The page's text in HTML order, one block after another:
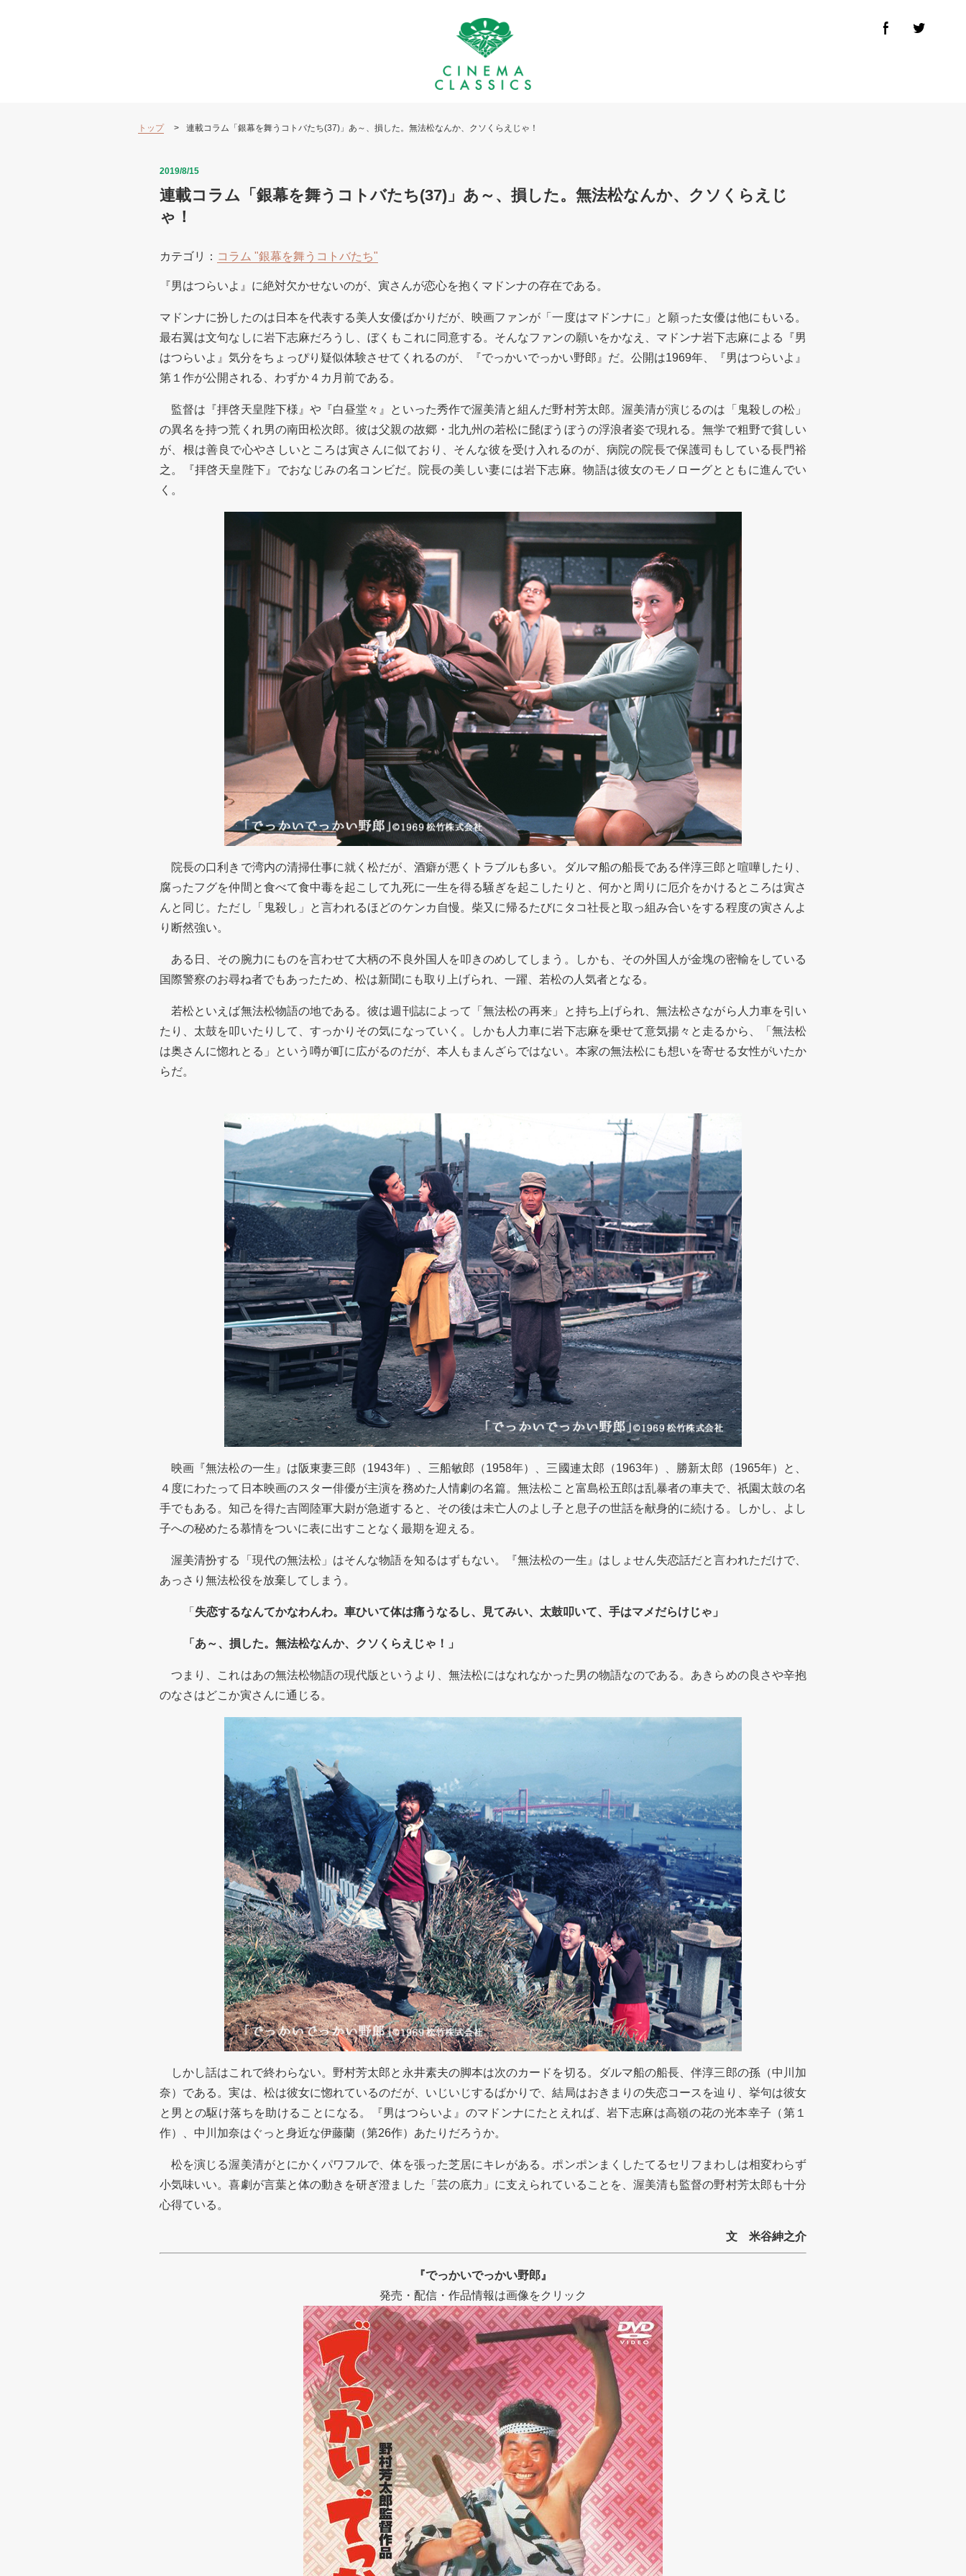
トップ 連載コラム「銀幕を舞うコトバたち(37)」あ～、損した。無法松なんか、クソくらえじゃ！
連載コラム「銀幕を舞うコトバたち(37)」あ～、損した。無法松なんか、クソくらえじ
ゃ！
2019/8/15
カテゴリ： コラム "銀幕を舞うコトバたち"
『男はつらいよ』に絶対欠かせないのが、寅さんが恋心を抱くマドンナの存在である。
マドンナに扮したのは日本を代表する美人女優ばかりだが、映画ファンが「一度はマドンナに」と願った女優は他にもいる。
最右翼は文句なしに岩下志麻だろうし、ぼくもこれに同意する。そんなファンの願いをかなえ、マドンナ岩下志麻による『男
はつらいよ』気分をちょっぴり疑似体験させてくれるのが、『でっかいでっかい野郎』だ。公開は1969年、『男はつらいよ』
第１作が公開される、わずか４カ月前である。
監督は『拝啓天皇陛下様』や『白昼堂々』といった秀作で渥美清と組んだ野村芳太郎。渥美清が演じるのは「鬼殺しの松」
の異名を持つ荒くれ男の南田松次郎。彼は父親の故郷・北九州の若松に髭ぼうぼうの浮浪者姿で現れる。無学で粗野で貧しい
が、根は善良で心やさしいところは寅さんに似ており、そんな彼を受け入れるのが、病院の院長で保護司もしている長門裕
之。『拝啓天皇陛下』でおなじみの名コンビだ。院長の美しい妻には岩下志麻。物語は彼女のモノローグとともに進んでい
く。
院長の口利きで湾内の清掃仕事に就く松だが、酒癖が悪くトラブルも多い。ダルマ船の船長である伴淳三郎と喧嘩したり、
腐ったフグを仲間と食べて食中毒を起こして九死に一生を得る騒ぎを起こしたりと、何かと周りに厄介をかけるところは寅さ
んと同じ。ただし「鬼殺し」と言われるほどのケンカ自慢。柴又に帰るたびにタコ社長と取っ組み合いをする程度の寅さんよ
り断然強い。
ある日、その腕力にものを言わせて大柄の不良外国人を叩きのめしてしまう。しかも、その外国人が金塊の密輸をしている
国際警察のお尋ね者でもあったため、松は新聞にも取り上げられ、一躍、若松の人気者となる。
若松といえば無法松物語の地である。彼は週刊誌によって「無法松の再来」と持ち上げられ、無法松さながら人力車を引い
たり、太鼓を叩いたりして、すっかりその気になっていく。しかも人力車に岩下志麻を乗せて意気揚々と走るから、「無法松
は奥さんに惚れとる」という噂が町に広がるのだが、本人もまんざらではない。本家の無法松にも想いを寄せる女性がいたか
らだ。
映画『無法松の一生』は阪東妻三郎（1943年）、三船敏郎（1958年）、三國連太郎（1963年）、勝新太郎（1965年）と、
４度にわたって日本映画のスター俳優が主演を務めた人情劇の名篇。無法松こと富島松五郎は乱暴者の車夫で、祇園太鼓の名
手でもある。知己を得た吉岡陸軍大尉が急逝すると、その後は未亡人のよし子と息子の世話を献身的に続ける。しかし、よし
子への秘めたる慕情をついに表に出すことなく最期を迎える。
渥美清扮する「現代の無法松」はそんな物語を知るはずもない。『無法松の一生』はしょせん失恋話だと言われただけで、
あっさり無法松役を放棄してしまう。
「 失恋するなんてかなわんわ。車ひいて体は痛うなるし、見てみい、太鼓叩いて、手はマメだらけじゃ」
「あ～、損した。無法松なんか、クソくらえじゃ！」
つまり、これはあの無法松物語の現代版というより、無法松にはなれなかった男の物語なのである。あきらめの良さや辛抱
のなさはどこか寅さんに通じる。
しかし話はこれで終わらない。野村芳太郎と永井素夫の脚本は次のカードを切る。ダルマ船の船長、伴淳三郎の孫（中川加
奈）である。実は、松は彼女に惚れているのだが、いじいじするばかりで、結局はおきまりの失恋コースを辿り、挙句は彼女
と男との駆け落ちを助けることになる。『男はつらいよ』のマドンナにたとえれば、岩下志麻は高嶺の花の光本幸子（第１
作）、中川加奈はぐっと身近な伊藤蘭（第26作）あたりだろうか。
松を演じる渥美清がとにかくパワフルで、体を張った芝居にキレがある。ポンポンまくしたてるセリフまわしは相変わらず
小気味いい。喜劇が言葉と体の動きを研ぎ澄ました「芸の底力」に支えられていることを、渥美清も監督の野村芳太郎も十分
心得ている。
文 米谷紳之介
『でっかいでっかい野郎』
発売・配信・作品情報は画像をクリック